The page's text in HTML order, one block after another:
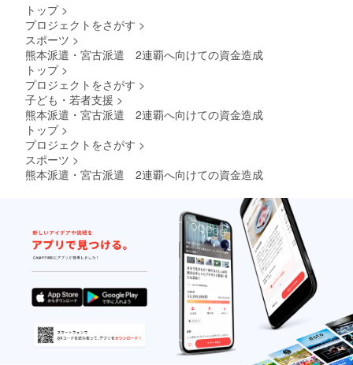
トップ >
プロジェクトをさがす >
スポーツ >
熊本派遣・宮古派遣 2連覇へ向けての資金造成
トップ >
プロジェクトをさがす >
子ども・若者支援 >
熊本派遣・宮古派遣 2連覇へ向けての資金造成
トップ >
プロジェクトをさがす >
スポーツ >
熊本派遣・宮古派遣 2連覇へ向けての資金造成